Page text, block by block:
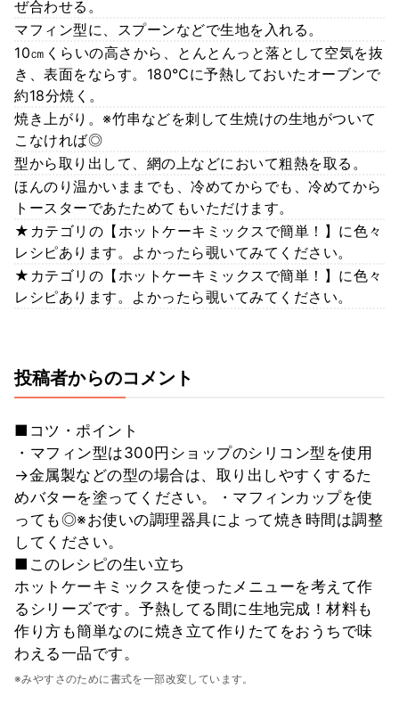
ぜ合わせる。
マフィン型に、スプーンなどで生地を入れる。
10㎝くらいの高さから、とんとんっと落として空気を抜
き、表面をならす。180℃に予熱しておいたオーブンで
約18分焼く。
焼き上がり。※竹串などを刺して生焼けの生地がついて
こなければ◎
型から取り出して、網の上などにおいて粗熱を取る。
ほんのり温かいままでも、冷めてからでも、冷めてから
トースターであたためてもいただけます。
★カテゴリの【ホットケーキミックスで簡単！】に色々
レシピあります。よかったら覗いてみてください。
★カテゴリの【ホットケーキミックスで簡単！】に色々
レシピあります。よかったら覗いてみてください。
投稿者からのコメント
■コツ・ポイント
・マフィン型は300円ショップのシリコン型を使用
→金属製などの型の場合は、取り出しやすくするた
めバターを塗ってください。・マフィンカップを使
っても◎※お使いの調理器具によって焼き時間は調整
してください。
■このレシピの生い立ち
ホットケーキミックスを使ったメニューを考えて作
るシリーズです。予熱してる間に生地完成！材料も
作り方も簡単なのに焼き立て作りたてをおうちで味
わえる一品です。
※みやすさのために書式を一部改変しています。